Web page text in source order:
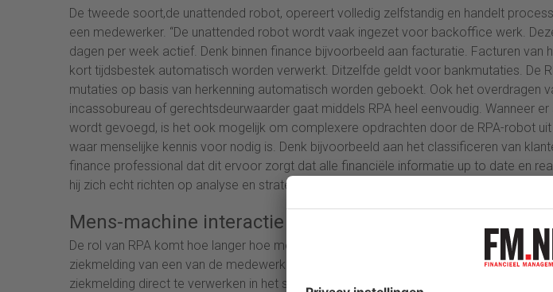
De tweede soort,de unattended robot, opereert volledig zelfstandig en handelt
een medewerker. “De unattended robot wordt vaak ingezet voor backoffice werk.
dagen per week actief. Denk binnen finance bijvoorbeeld aan facturatie. Facturen van
kort tijdsbestek automatisch worden verwerkt. Ditzelfde geldt voor bankmutaties. De
mutaties op basis van herkenning automatisch worden geboekt. Ook het overdragen
incassobureau of gerechtsdeurwaarder gaat middels RPA heel eenvoudig. Wanneer
wordt gevoegd, is het ook mogelijk om complexere opdrachten door de RPA-robot
waar menselijke kennis voor nodig is. Denk bijvoorbeeld aan het classificeren van
finance professional dat dit ervoor zorgt dat alle financiële informatie up to date en
hij zich echt richten op analyse en strategie”, aldus Ulrich.
Mens-machine interactie
De rol van RPA komt hoe langer hoe meer op de voorgrond. “Onlangs kwamen we een
ziekmelding van een van de medewerkers van een organisatie. Middels voice en RPA
ziekmelding direct te verwerken in het systeem. Stel een medewerker is ziek en belt